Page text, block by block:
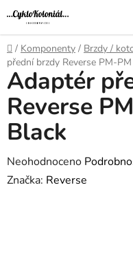
Přejít
na
obsah
Domů
/ Komponenty / Brzdy /
přední brzdy Reverse PM-
Adaptér
Reverse
Black
Průměrné
hodnocení
Neohodnoceno
Značka: Reverse